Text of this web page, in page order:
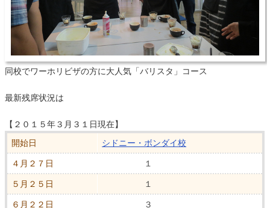
同校でワーホリビザの方に大人気「バリスタ」コース
最新残席状況は
【２０１５年３月３１日現在】
開始日
シドニー・ボンダイ校
４月２７日 １
５月２５日 １
６月２２日 ３